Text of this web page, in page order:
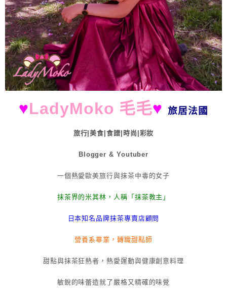
♥LadyMoko 毛毛♥旅居法國
旅行|美食|食譜|時尚|彩妝
Blogger & Youtuber
一個熱愛歐美旅行與抹茶中毒的女子
抹茶界的米其林，人稱「抹茶教主」
日本知名品牌抹茶專賣店顧問
營養系畢業，轉職甜點師
甜點與抹茶狂熱者，熱愛運動與健康創意料理
敏銳的味蕾造就了嚴格又精確的味覺